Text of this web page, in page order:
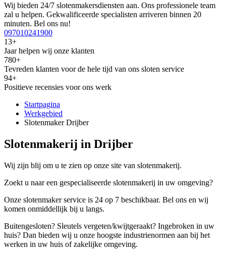
Wij bieden 24/7 slotenmakersdiensten aan. Ons professionele team
zal u helpen. Gekwalificeerde specialisten arriveren binnen 20
minuten. Bel ons nu!
097010241900
13+
Jaar helpen wij onze klanten
780+
Tevreden klanten voor de hele tijd van ons sloten service
94+
Positieve recensies voor ons werk
Startpagina
Werkgebied
Slotenmaker Drijber
Slotenmakerij in Drijber
Wij zijn blij om u te zien op onze site van slotenmakerij.
Zoekt u naar een gespecialiseerde slotenmakerij in uw omgeving?
Onze slotenmaker service is 24 op 7 beschikbaar. Bel ons en wij
komen onmiddellijk bij u langs.
Buitengesloten? Sleutels vergeten/kwijtgeraakt? Ingebroken in uw
huis? Dan bieden wij u onze hoogste industrienormen aan bij het
werken in uw huis of zakelijke omgeving.